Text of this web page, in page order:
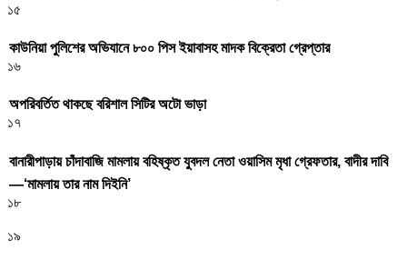
১৫
কাউনিয়া পুলিশের অভিযানে ৮০০ পিস ইয়াবাসহ মাদক বিক্রেতা গ্রেপ্তার
১৬
অপরিবর্তিত থাকছে বরিশাল সিটির অটো ভাড়া
১৭
বানারীপাড়ায় চাঁদাবাজি মামলায় বহিষ্কৃত যুবদল নেতা ওয়াসিম মৃধা গ্রেফতার, বাদীর দাবি
—‘মামলায় তার নাম দিইনি’
১৮
১৯